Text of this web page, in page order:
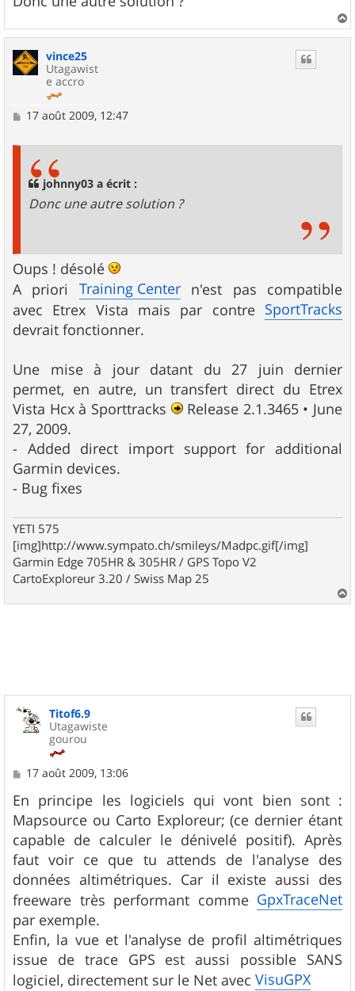
a
vince25
Utagawist
e accro
M17 août 2009, 12:47
johnny03 a écrit :
Donc une autre solution ?
Oups ! désolé
A priori Training Centern'est pas compatible
avec Etrex Vista mais par contre SportTracks
devrait fonctionner.
Une mise à jour datant du 27 juin dernier
permet, en autre, un transfert direct du Etrex
Vista Hcx à Sporttracks
Release 2.1.3465 • June
27, 2009.
- Added direct import support for additional
Garmin devices.
- Bug fixes
YETI 575
[img]http://www.sympato.ch/smileys/Madpc.gif[/img]
Garmin Edge 705HR & 305HR / GPS Topo V2
CartoExploreur 3.20 / Swiss Map 25
a
Titof6.9
Utagawiste
gourou
M
s
s
a
g
e
17 août 2009, 13:06
En principe les logiciels qui vont bien sont :
Mapsource ou Carto Exploreur; (ce dernier étant
capable de calculer le dénivelé positif). Après
faut voir ce que tu attends de l'analyse des
données altimétriques. Car il existe aussi des
freeware très performant comme GpxTraceNet
par exemple.
Enfin, la vue et l'analyse de profil altimétriques
issue de trace GPS est aussi possible SANS
logiciel, directement sur le Net avec VisuGPX